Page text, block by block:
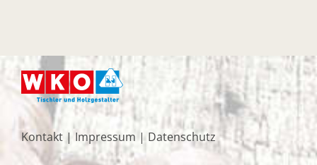
Kontakt | Impressum | Datenschutz